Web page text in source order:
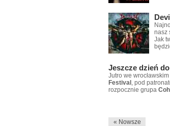
nasz
Jak
Jeszcze dzień
Jutro we
Festival , pod
rozpocznie grupa
« Nowsze